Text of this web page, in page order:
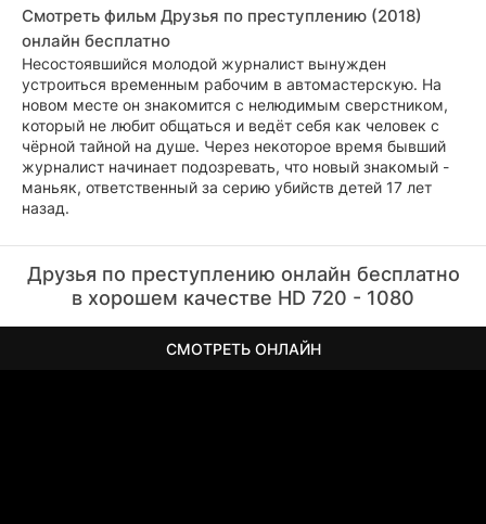
Смотреть фильм Друзья по преступлению (2018)
онлайн бесплатно
Несостоявшийся молодой журналист вынужден
устроиться временным рабочим в автомастерскую. На
новом месте он знакомится с нелюдимым сверстником,
который не любит общаться и ведёт себя как человек с
чёрной тайной на душе. Через некоторое время бывший
журналист начинает подозревать, что новый знакомый -
маньяк, ответственный за серию убийств детей 17 лет
назад.
Друзья по преступлению онлайн бесплатно
в хорошем качестве HD 720 - 1080
СМОТРЕТЬ ОНЛАЙН